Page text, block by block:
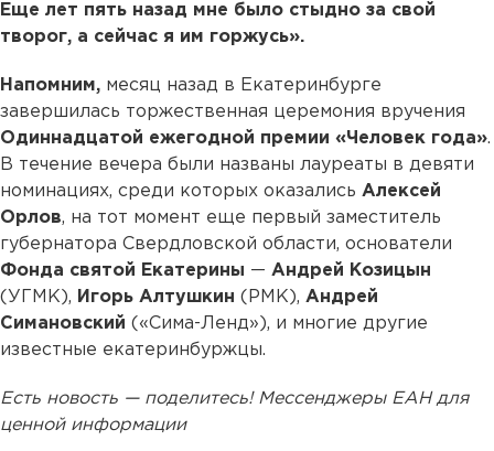
Еще лет пять назад мне было стыдно за свой
творог, а сейчас я им горжусь».
Напомним, месяц назад в Екатеринбурге
завершилась торжественная церемония вручения
Одиннадцатой ежегодной премии «Человек года».
В течение вечера были названы лауреаты в девяти
номинациях, среди которых оказались Алексей
Орлов, на тот момент еще первый заместитель
губернатора Свердловской области, основатели
Фонда святой Екатерины — Андрей Козицын
(УГМК), Игорь Алтушкин (РМК), Андрей
Симановский («Сима-Ленд»), и многие другие
известные екатеринбуржцы.
Есть новость — поделитесь! Мессенджеры ЕАН для
ценной информации